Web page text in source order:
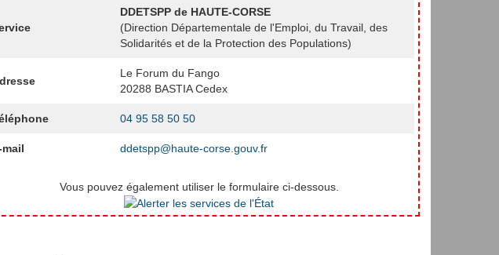
DDETSPP de HAUTE-CORSE
(Direction Départementale de l'Emploi, du Travail, des
Solidarités et de la Protection des Populations)
Le Forum du Fango
20288 BASTIA Cedex
04 95 58 50 50
mail ddetspp@haute-corse.gouv.fr
Vous pouvez également utiliser le formulaire ci-dessous.